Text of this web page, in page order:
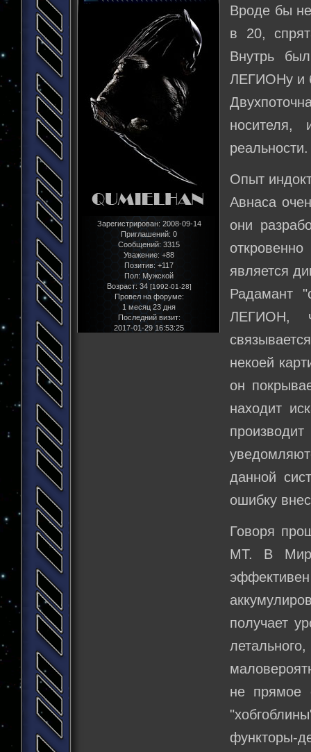
Зарегистрирован: 2008-09-14
Приглашений: 0
Сообщений: 3315
Уважение: +88
Позитив: +117
Пол: Мужской
Возраст: 34 [1992-01-28]
Провел на форуме:
1 месяц 23 дня
Последний визит:
2017-01-29 16:53:25
Вроде бы
в 20,
Внутрь
ЛЕГИОНу и
реальности.
Опыт
Авнаса
они
является
Радамант
ЛЕГИОН,
некоей
он
находит
данной
ошибку
Говоря
МТ. В
получает
не прямое
функторы-